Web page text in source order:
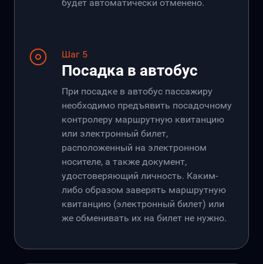
будет автоматически отменено.
Шаг 5
Посадка в автобус
При посадке в автобус пассажиру
необходимо предъявить посадочному
контролеру маршрутную квитанцию
или электронный билет,
расположенный на электронном
носителе, а также документ,
удостоверяющий личность. Каким-
либо образом заверять маршрутную
квитанцию (электронный билет) или
же обменивать их на билет не нужно.